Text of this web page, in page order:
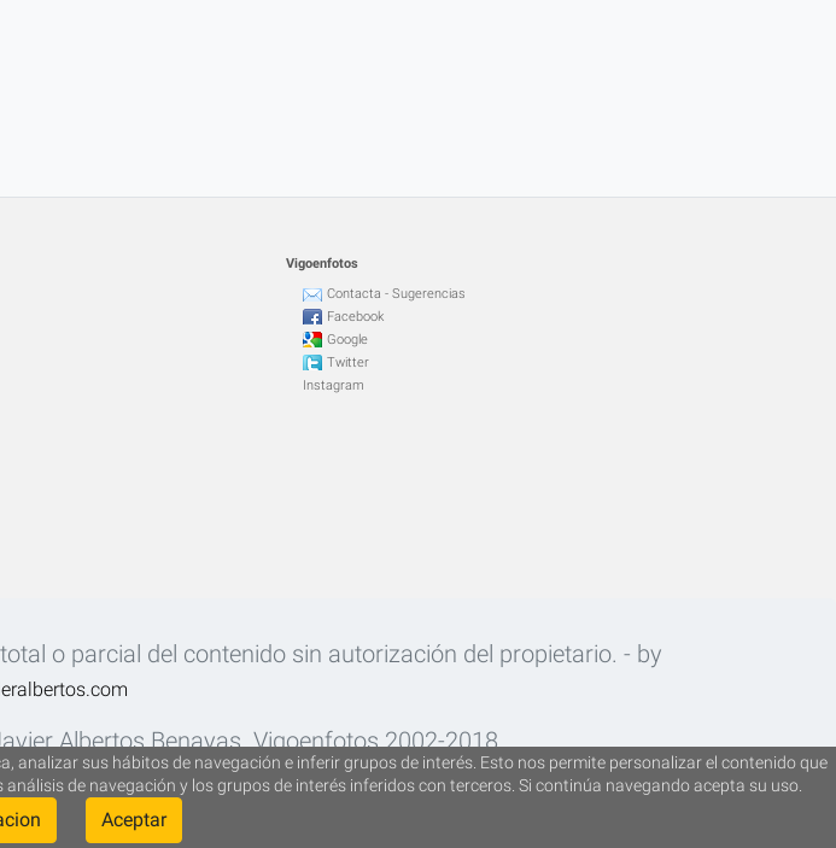
Vigoenfotos
Contacta - Sugerencias
Facebook
Google
Twitter
Instagram
o parcial del contenido sin autorización del propietario. - by
Albertos Benayas. Vigoenfotos 2002-2018.
sus hábitos de navegación e inferir grupos de interés. Esto nos permite personalizar el contenido que
de navegación y los grupos de interés inferidos con terceros. Si continúa navegando acepta su uso.
Aceptar